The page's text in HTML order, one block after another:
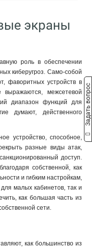
экраны
роль в обеспечении
киберугроз. Само-собой
фаворитных устройств в
выражаются, межсетевой
диапазон функций для
думают, действенного
устройство, способное,
разные виды атак,
доступ.
собственной, как
и гибким настройкам,
малых кабинетов, так и
как большая часть из
сети.
как большинство из
Задать вопрос